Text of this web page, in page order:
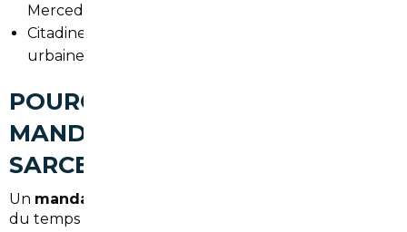
Mercedes) pour les professionnels.
Citadines économiques et maniables pour la vie
urbaine autour du RER et des axes routiers.
POURQUOI FAIRE APPEL À UN
MANDATAIRE AUTO À
SARCELLES
Un mandataire auto Sarcelles
du temps et de l'argent :